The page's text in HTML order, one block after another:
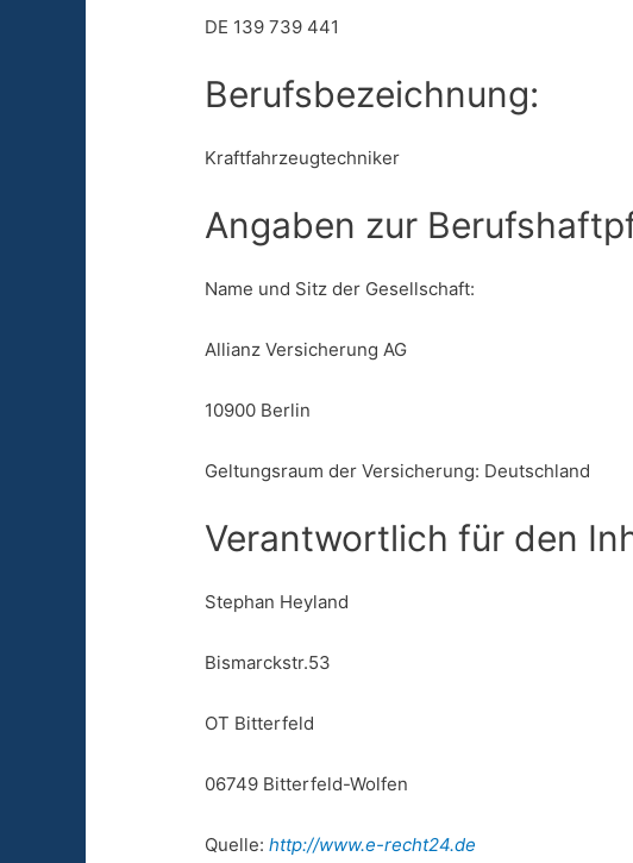
DE 139 739 441
Berufsbezeichnung:
Kraftfahrzeugtechniker
Angaben zur
Name und Sitz der Gesellschaft:
Allianz Versicherung AG
10900 Berlin
Geltungsraum der Versicherung: Deutschland
Verantwortlich für den
Stephan Heyland
Bismarckstr.53
OT Bitterfeld
06749 Bitterfeld-Wolfen
Quelle:http://www.e-recht24.de